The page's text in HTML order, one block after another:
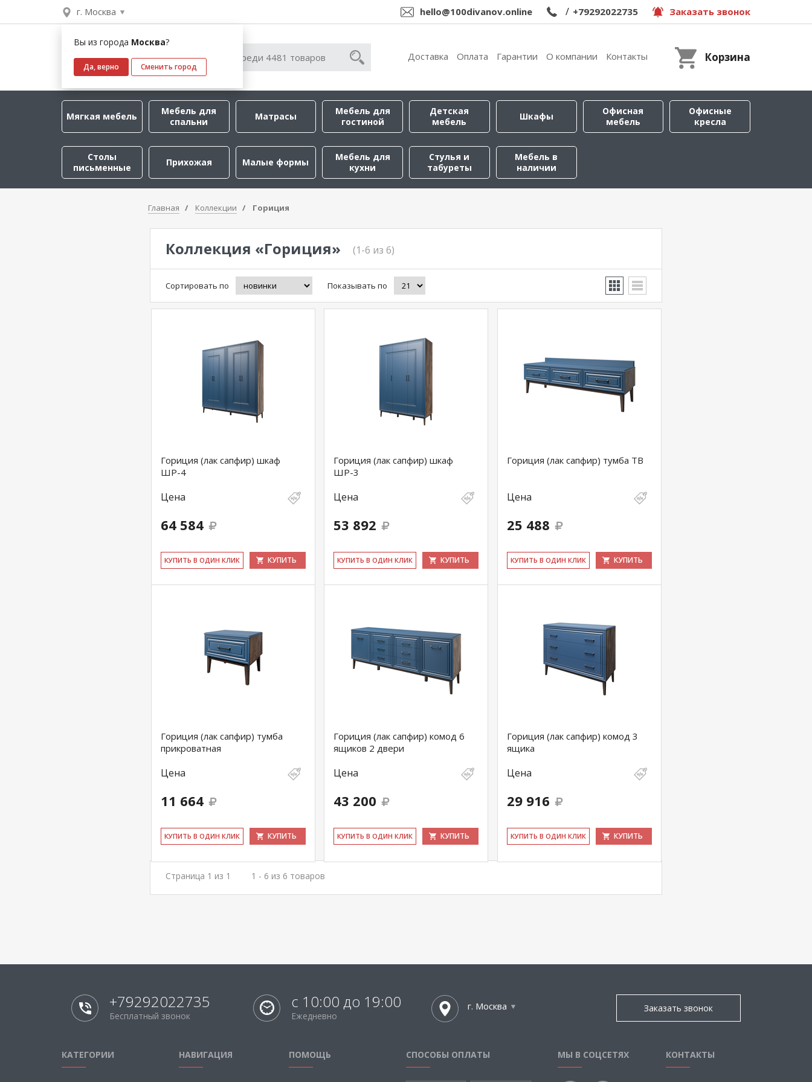
г. Москва
Вы из города Москва?
Да, верно Сменить город
hello@100divanov.online / +79292022735 Заказать звонок
Доставка Оплата Гарантии О компании Контакты Корзина
Мягкая мебель
Мебель для
спальни
Матрасы
Мебель для
гостиной
Детская
мебель
Шкафы
Офисная
мебель
Офисные
кресла
Столы
письменные
Прихожая Малые формы
Мебель для
кухни
Стулья и
табуреты
Мебель в
наличии
Главная Коллекции Гориция
Коллекция «Гориция» (1-6 из 6)
Сортировать по Показывать по
Гориция (лак сапфир) шкаф
ШР-4
Цена
64 584
КУ­ПИТЬ В ОДИН КЛИК КУПИТЬ
Гориция (лак сапфир) шкаф
ШР-3
Цена
53 892
КУ­ПИТЬ В ОДИН КЛИК КУПИТЬ
Гориция (лак сапфир) тумба ТВ
Цена
25 488
КУ­ПИТЬ В ОДИН КЛИК КУПИТЬ
Гориция (лак сапфир) тумба
прикроватная
Цена
11 664
КУ­ПИТЬ В ОДИН КЛИК КУПИТЬ
Гориция (лак сапфир) комод 6
ящиков 2 двери
Цена
43 200
КУ­ПИТЬ В ОДИН КЛИК КУПИТЬ
Гориция (лак сапфир) комод 3
ящика
Цена
29 916
КУ­ПИТЬ В ОДИН КЛИК КУПИТЬ
Страница 1 из 1 1 - 6 из 6 товаров
+79292022735
Бесплатный звонок
с 10:00 до 19:00
Ежедневно
г. Москва Заказать звонок
КАТЕГОРИИ НАВИГАЦИЯ ПОМОЩЬ СПОСОБЫ ОПЛАТЫ МЫ В СОЦСЕТЯХ КОНТАКТЫ